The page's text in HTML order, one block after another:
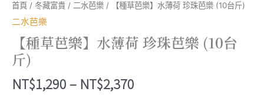
首頁 / 冬藏富貴 / 二水芭樂 / 【種草芭樂】水薄荷 珍珠芭樂 (10台斤)
二水芭樂
【種草芭樂】水薄荷 珍珠芭樂 (10台
斤)
NT$1,290 – NT$2,370